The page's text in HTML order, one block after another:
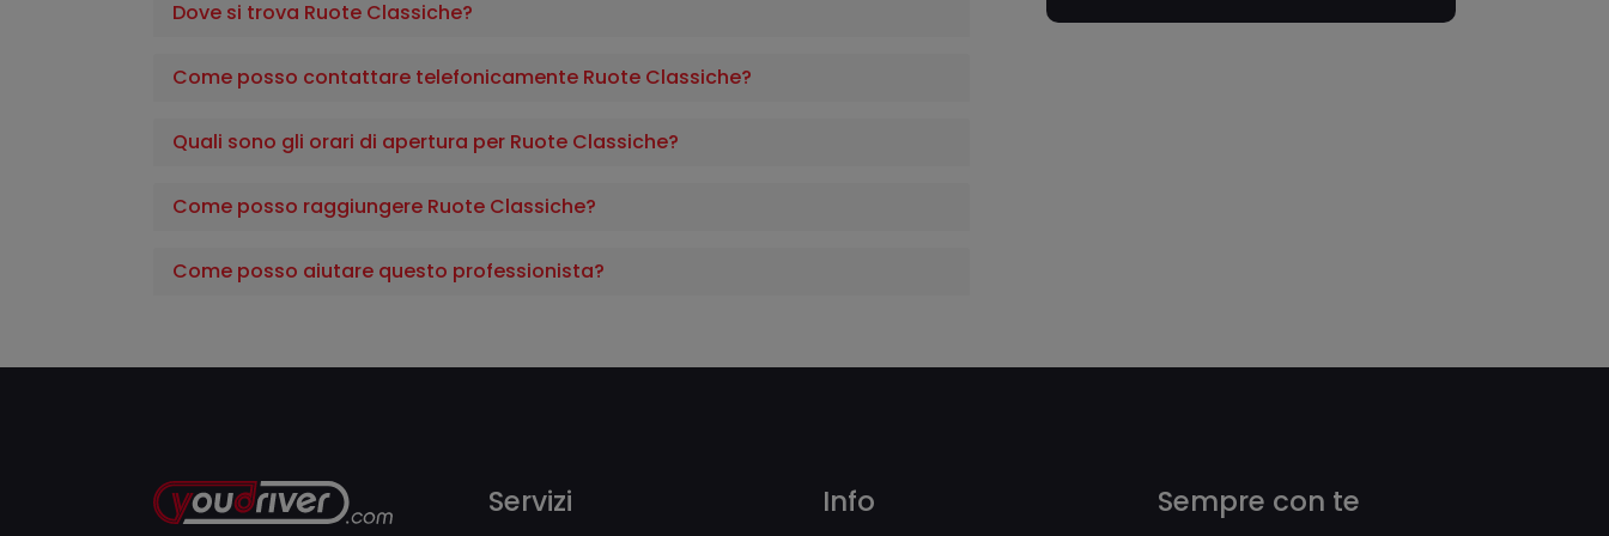
Dove si trova Ruote Classiche?
Come posso contattare telefonicamente Ruote Classiche?
Quali sono gli orari di apertura per Ruote Classiche?
Come posso raggiungere Ruote Classiche?
Come posso aiutare questo professionista?
Servizi Info Sempre con te